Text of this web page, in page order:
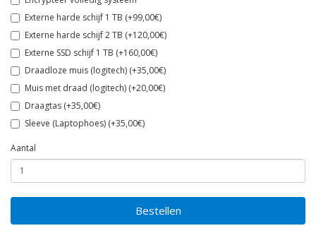
Externe harde schijf 1 TB (+99,00€)
Externe harde schijf 2 TB (+120,00€)
Externe SSD schijf 1 TB (+160,00€)
Draadloze muis (logitech) (+35,00€)
Muis met draad (logitech) (+20,00€)
Draagtas (+35,00€)
Sleeve (Laptophoes) (+35,00€)
Aantal
Bestellen